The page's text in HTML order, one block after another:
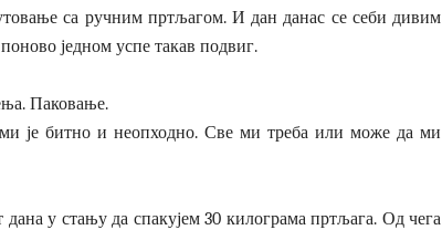
са ручним пртљагом. И дан данас се себи дивим
једном успе такав подвиг.
Паковање.
је битно и неопходно. Све ми треба или може да ми
у стању да спакујем 30 килограма пртљага. Од чега